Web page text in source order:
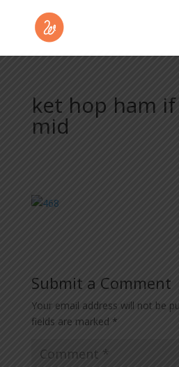
ket hop ham
mid
Submit a Comment
Your email address will not be
fields are marked *